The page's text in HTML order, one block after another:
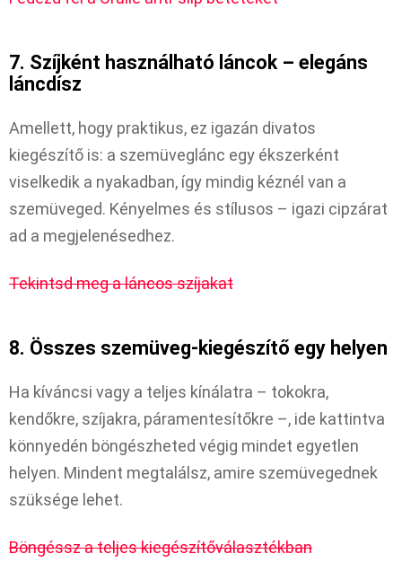
7. Szíjként használható láncok – elegáns
láncdísz
Amellett, hogy praktikus, ez igazán divatos
kiegészítő is: a szemüveglánc egy ékszerként
viselkedik a nyakadban, így mindig kéznél van a
szemüveged. Kényelmes és stílusos – igazi cipzárat
ad a megjelenésedhez.
Tekintsd meg a láncos szíjakat
8. Összes szemüveg-kiegészítő egy helyen
Ha kíváncsi vagy a teljes kínálatra – tokokra,
kendőkre, szíjakra, páramentesítőkre –, ide kattintva
könnyedén böngészheted végig mindet egyetlen
helyen. Mindent megtalálsz, amire szemüvegednek
szüksége lehet.
Böngéssz a teljes kiegészítőválasztékban